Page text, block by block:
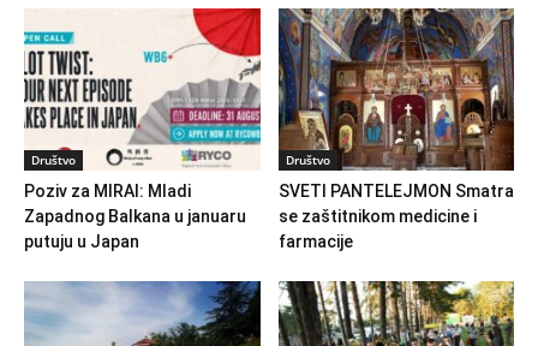
Društvo
Poziv za MIRAI: Mladi
Zapadnog Balkana u januaru
putuju u Japan
Društvo
SVETI PANTELEJMON Smatra
se zaštitnikom medicine i
farmacije